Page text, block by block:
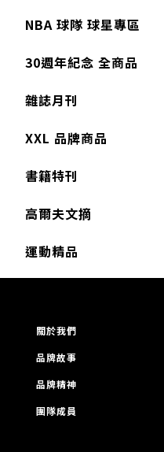
NBA 球隊 球星專區
30週年紀念 全商品
雜誌月刊
XXL 品牌商品
書籍特刊
高爾夫文摘
運動精品
關於我們
品牌故事
品牌精神
團隊成員